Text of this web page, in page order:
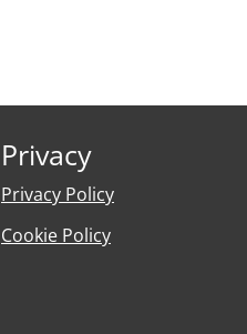
Privacy
Privacy Policy
Cookie Policy